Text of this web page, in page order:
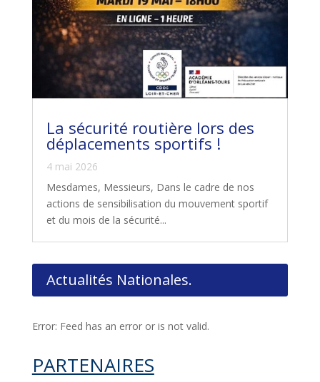
La sécurité routière lors des
déplacements sportifs !
4 mai 2026
Mesdames, Messieurs, Dans le cadre de nos
actions de sensibilisation du mouvement sportif
et du mois de la sécurité...
Actualités Nationales.
Error: Feed has an error or is not valid.
PARTENAIRES